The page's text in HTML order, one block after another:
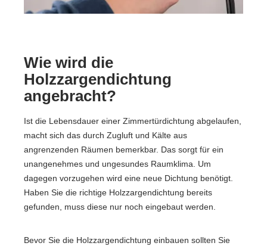
Wie wird die
Holzzargendichtung
angebracht?
Ist die Lebensdauer einer Zimmertürdichtung abgelaufen,
macht sich das durch Zugluft und Kälte aus
angrenzenden Räumen bemerkbar. Das sorgt für ein
unangenehmes und ungesundes Raumklima. Um
dagegen vorzugehen wird eine neue Dichtung benötigt.
Haben Sie die richtige Holzzargendichtung bereits
gefunden, muss diese nur noch eingebaut werden.
Bevor Sie die Holzzargendichtung einbauen sollten Sie